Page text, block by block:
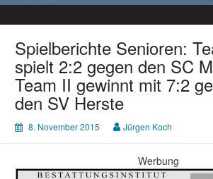
Spielberichte Senioren:
spielt 2:2 gegen den SC
Team II gewinnt mit 7:2
den SV Herste
8. November 2015 Jürgen Koch
Werbung